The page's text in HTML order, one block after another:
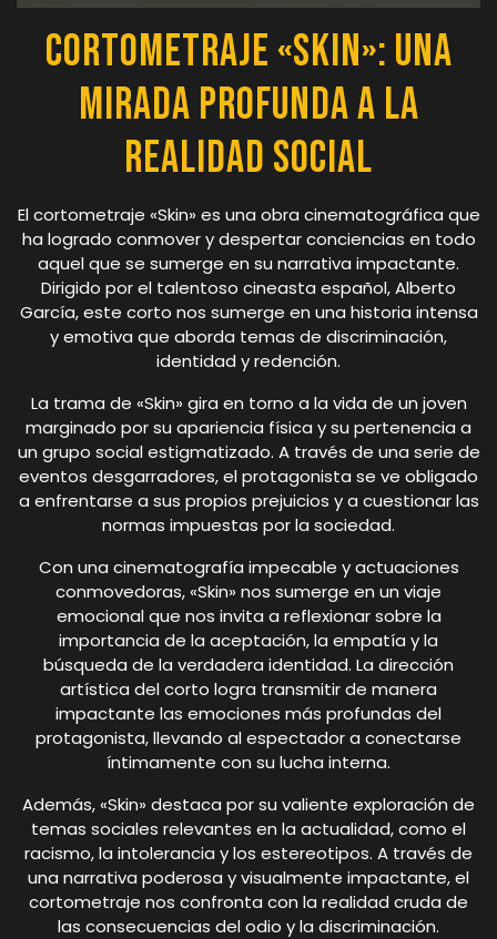
Cortometraje «Skin»: Una
Mirada Profunda a la
Realidad Social
El cortometraje «Skin» es una obra cinematográfica que
ha logrado conmover y despertar conciencias en todo
aquel que se sumerge en su narrativa impactante.
Dirigido por el talentoso cineasta español, Alberto
García, este corto nos sumerge en una historia intensa
y emotiva que aborda temas de discriminación,
identidad y redención.
La trama de «Skin» gira en torno a la vida de un joven
marginado por su apariencia física y su pertenencia a
un grupo social estigmatizado. A través de una serie de
eventos desgarradores, el protagonista se ve obligado
a enfrentarse a sus propios prejuicios y a cuestionar las
normas impuestas por la sociedad.
Con una cinematografía impecable y actuaciones
conmovedoras, «Skin» nos sumerge en un viaje
emocional que nos invita a reflexionar sobre la
importancia de la aceptación, la empatía y la
búsqueda de la verdadera identidad. La dirección
artística del corto logra transmitir de manera
impactante las emociones más profundas del
protagonista, llevando al espectador a conectarse
íntimamente con su lucha interna.
Además, «Skin» destaca por su valiente exploración de
temas sociales relevantes en la actualidad, como el
racismo, la intolerancia y los estereotipos. A través de
una narrativa poderosa y visualmente impactante, el
cortometraje nos confronta con la realidad cruda de
las consecuencias del odio y la discriminación.